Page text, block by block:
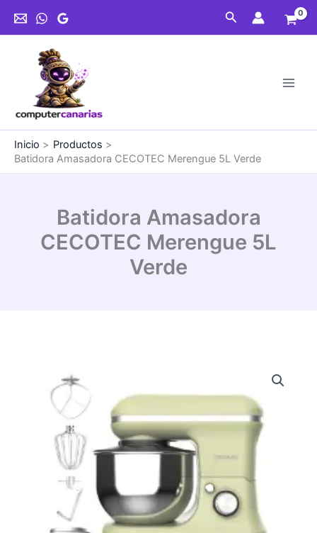
Buscar
Inicio
Productos
Batidora Amasadora CECOTEC Merengue 5L Verde
Batidora Amasadora
CECOTEC Merengue 5L
Verde